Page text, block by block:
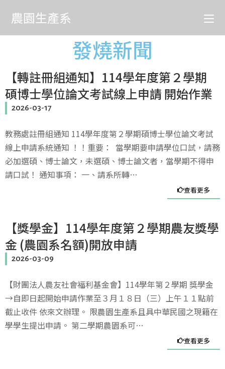
農園生產系
發燒新聞
【轉註冊組通知】114學年度第２學期
碩博士學位論文考試線上申請 開始作業
2026-03-17
教務處註冊組通知 114學年度第２學期碩博士學位論文考試
線上申請系統通知 ！！重要： 當學期要申請學位口試，請務
必加選碩、博士論文，未選碩、博士論文者，當學期不得申
請口試！ 通知事項： 一、請系所轉…
查看更多
【獎學金】114學年度第２學期農友獎學
金 (農園系名額)開放申請
2026-03-09
【財團法人農友社會福利基金會】114學年第２學期 獎學金
→自即日起開始申請作業至３月１８日（三）上午１１點前
截止收件 依來文辦理。 限農園生產系且具中華民國之現籍在
學學生提出申請。 第二學期農園系可…
查看更多